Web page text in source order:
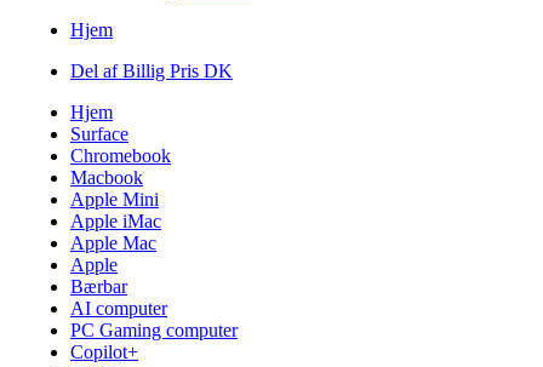
Hjem
Del af Billig Pris DK
Hjem
Surface
Chromebook
Macbook
Apple Mini
Apple iMac
Apple Mac
Apple
Bærbar
AI computer
PC Gaming computer
Copilot+